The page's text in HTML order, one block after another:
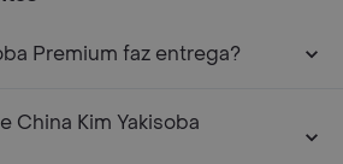
Premium faz entrega?
China Kim Yakisoba